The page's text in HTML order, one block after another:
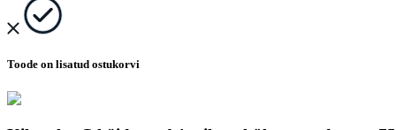
Toode on lisatud ostukorvi